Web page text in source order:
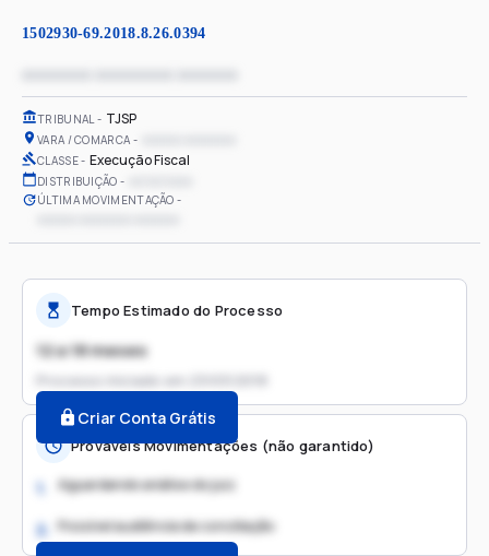
1502930-69.2018.8.26.0394
TRIBUNAL TJSP
VARA / COMARCA
CLASSE Execução Fiscal
DISTRIBUIÇÃO
ÚLTIMA MOVIMENTAÇÃO
Tempo Estimado do Processo
12 a 18 meses
Processo iniciado em
Criar Conta Grátis
Prováveis Movimentações (não garantido)
1. Aguardando análise do juiz
2. Possível audiência de conciliação